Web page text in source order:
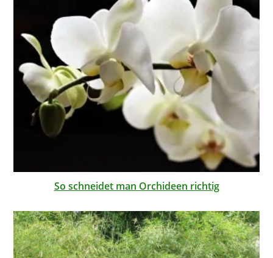
So schneidet man Orchideen richtig